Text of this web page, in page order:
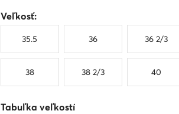
Veľkosť:
35.5 36 36 2/3
38 38 2/3 40
Tabuľka veľkostí